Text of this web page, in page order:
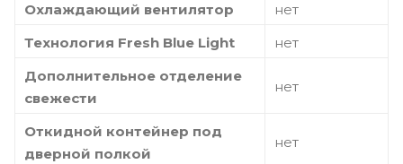
Охлаждающий вентилятор
нет
Технология Fresh Blue Light
нет
Дополнительное отделение
свежести
нет
Откидной контейнер под
дверной полкой
нет